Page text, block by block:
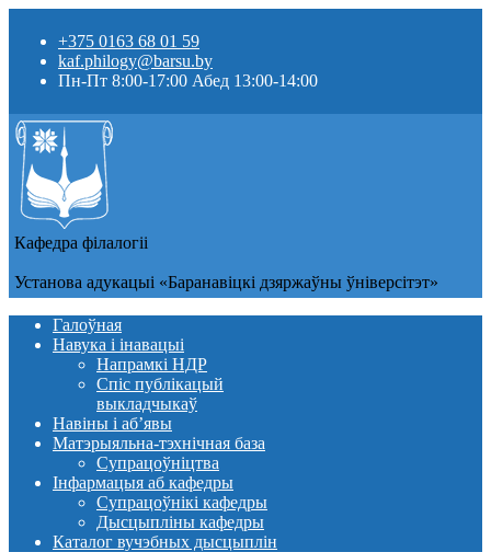
+375 0163 68 01 59
kaf.philogy@barsu.by
Пн-Пт 8:00-17:00 Абед 13:00-14:00
Кафедра фiлалогii
Установа адукацыi «Баранавіцкі дзяржаўны ўніверсітэт»
Галоўная
Навука і інавацыі
Напрамкі НДР
Спіс публікацый
выкладчыкаў
Навіны i аб’явы
Матэрыяльна-тэхнічная база
Супрацоўніцтва
Інфармацыя аб кафедры
Супрацоўнікі кафедры
Дысцыпліны кафедры
Каталог вучэбных дысцыплін